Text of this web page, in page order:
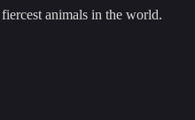
animals in the world.